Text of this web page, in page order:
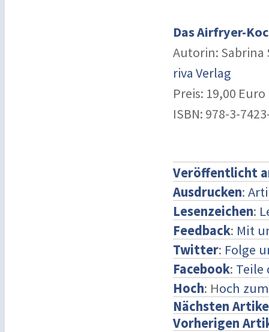
Das Airfryer-
Autorin: Sabrina
riva Verlag
Preis: 19,00 Euro
ISBN: 978-3-
Veröffentlicht
Ausdrucken:
Lesenzeichen:
Feedback: Mit
Twitter: Folge
Facebook: Teile
Hoch: Hoch
Nächsten
Vorherigen